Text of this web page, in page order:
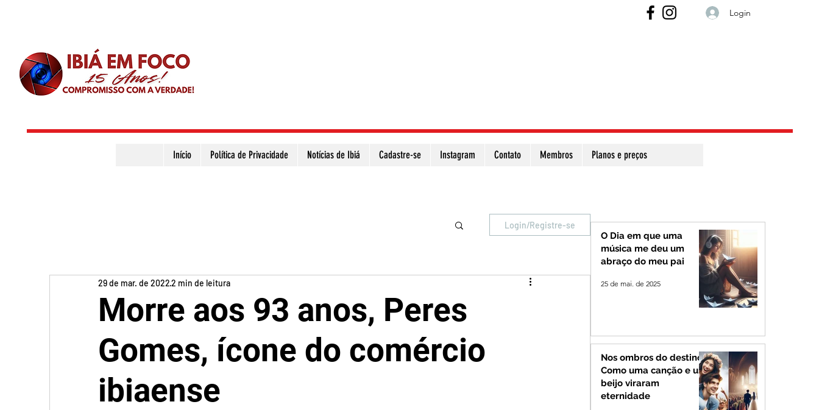
Login
Início Política de Privacidade Notícias de Ibiá Cadastre-se Instagram Contato Membros Planos e preços
Login/Registre-se
Morre aos 93 anos, Peres
Gomes, ícone do comércio
ibiaense
29 de mar. de 20222 min de leitura
O Dia em que uma
música me deu um
abraço do meu pai
25 de mai. de 2025
Nos ombros do destino:
Como uma canção e um
beijo viraram
eternidade